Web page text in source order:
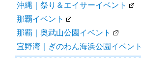
沖縄｜祭り＆エイサーイベント
那覇イベント
那覇｜奥武山公園イベント
宜野湾｜ぎのわん海浜公園イベント